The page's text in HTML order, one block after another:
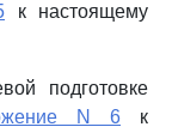
к настоящему
подготовке
N 6 к